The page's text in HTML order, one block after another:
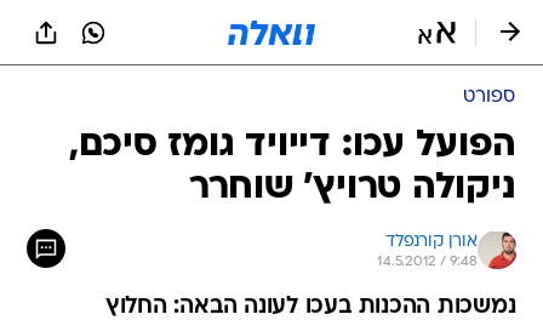
ספורט
הפועל עכו: דייויד גומז סיכם,
ניקולה טרויץ' שוחרר
אורן קורנפלד
14.5.2012 / 9:48
נמשכות ההכנות בעכו לעונה הבאה: החלוץ